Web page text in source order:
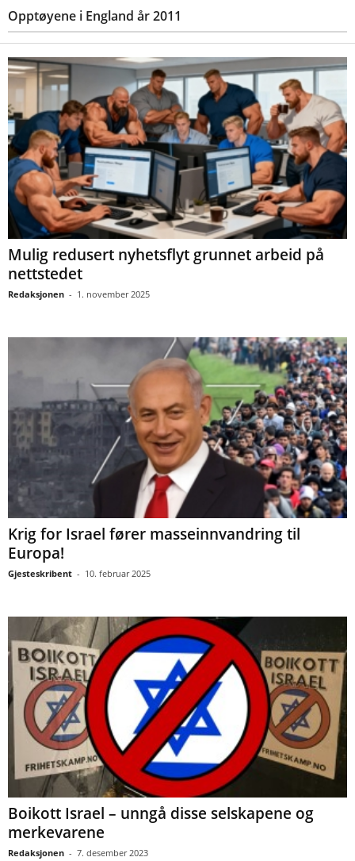
Opptøyene i England år 2011
Mulig redusert nyhetsflyt grunnet arbeid på
nettstedet
Redaksjonen - 1. november 2025
Krig for Israel fører masseinnvandring til
Europa!
Gjesteskribent - 10. februar 2025
Boikott Israel – unngå disse selskapene og
merkevarene
Redaksjonen - 7. desember 2023